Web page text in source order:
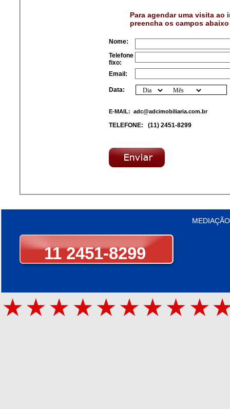
Para agendar uma visita ao
preencha os campos
Nome:
Telefone
fixo:
Email:
Data:
E-MAIL: adc@adcimobiliaria.com.br
TELEFONE: (11) 2451-8299
11 2451-8299